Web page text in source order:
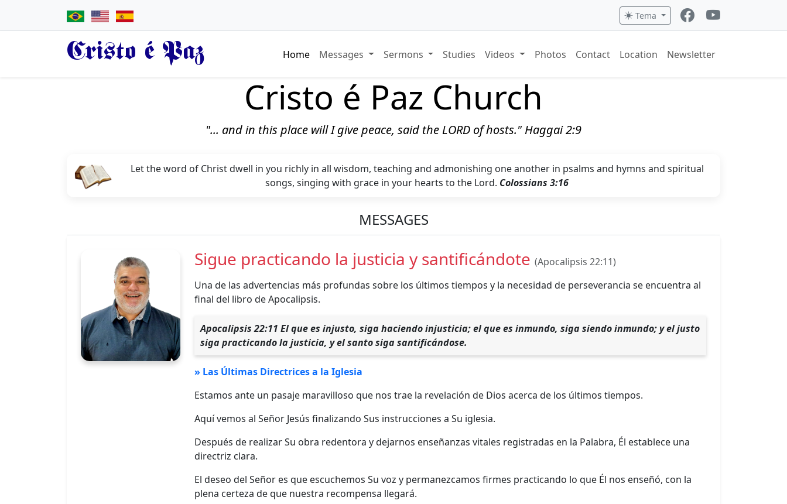
Tema
Cristo é Paz Home Messages Sermons Studies Videos Photos Contact Location Newsletter
Cristo é Paz Church
"... and in this place will I give peace, said the LORD of hosts." Haggai 2:9
Let the word of Christ dwell in you richly in all wisdom, teaching and admonishing one another in psalms and hymns and spiritual
songs, singing with grace in your hearts to the Lord. Colossians 3:16
MESSAGES
Sigue practicando la justicia y santificándote (Apocalipsis 22:11)
Una de las advertencias más profundas sobre los últimos tiempos y la necesidad de perseverancia se encuentra al
final del libro de Apocalipsis.
Apocalipsis 22:11 El que es injusto, siga haciendo injusticia; el que es inmundo, siga siendo inmundo; y el justo
siga practicando la justicia, y el santo siga santificándose.
» Las Últimas Directrices a la Iglesia
Estamos ante un pasaje maravilloso que nos trae la revelación de Dios acerca de los últimos tiempos.
Aquí vemos al Señor Jesús finalizando Sus instrucciones a Su iglesia.
Después de realizar Su obra redentora y dejarnos enseñanzas vitales registradas en la Palabra, Él establece una
directriz clara.
El deseo del Señor es que escuchemos Su voz y permanezcamos firmes practicando lo que Él nos enseñó, con la
plena certeza de que nuestra recompensa llegará.